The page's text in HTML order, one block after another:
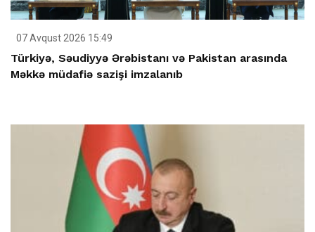
07 Avqust 2026 15:49
Türkiyə, Səudiyyə Ərəbistanı və Pakistan arasında
Məkkə müdafiə sazişi imzalanıb